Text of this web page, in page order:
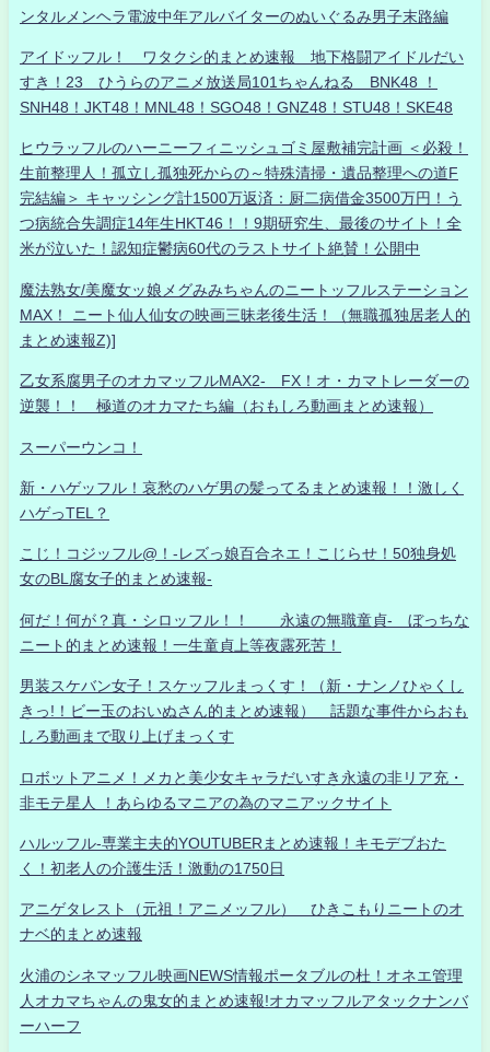
ンタルメンヘラ電波中年アルバイターのぬいぐるみ男子末路編
アイドッフル！ ワタクシ的まとめ速報 地下格闘アイドルだい
すき！23 ひうらのアニメ放送局101ちゃんねる BNK48 ！
SNH48！JKT48！MNL48！SGO48！GNZ48！STU48！SKE48
ヒウラッフルのハーニーフィニッシュゴミ屋敷補完計画 ＜必殺！
生前整理人！孤立し孤独死からの～特殊清掃・遺品整理への道F
完結編＞ キャッシング計1500万返済：厨二病借金3500万円！う
つ病統合失調症14年生HKT46！！9期研究生、最後のサイト！全
米が泣いた！認知症鬱病60代のラストサイト絶賛！公開中
魔法熟女/美魔女ッ娘メグみみちゃんのニートッフルステーション
MAX！ ニート仙人仙女の映画三昧老後生活！（無職孤独居老人的
まとめ速報Z)]
乙女系腐男子のオカマッフルMAX2- FX！オ・カマトレーダーの
逆襲！！ 極道のオカマたち編（おもしろ動画まとめ速報）
スーパーウンコ！
新・ハゲッフル！哀愁のハゲ男の髪ってるまとめ速報！！激しく
ハゲっTEL？
こじ！コジッフル@！-レズっ娘百合ネエ！こじらせ！50独身処
女のBL腐女子的まとめ速報-
何だ！何が？真・シロッフル！！ 永遠の無職童貞- ぼっちな
ニート的まとめ速報！一生童貞上等夜露死苦！
男装スケバン女子！スケッフルまっくす！（新・ナンノひゃくし
きっ!！ビー玉のおいぬさん的まとめ速報） 話題な事件からおも
しろ動画まで取り上げまっくす
ロボットアニメ！メカと美少女キャラだいすき永遠の非リア充・
非モテ星人 ！あらゆるマニアの為のマニアックサイト
ハルッフル-専業主夫的YOUTUBERまとめ速報！キモデブおた
く！初老人の介護生活！激動の1750日
アニゲタレスト（元祖！アニメッフル） ひきこもりニートのオ
ナベ的まとめ速報
火浦のシネマッフル映画NEWS情報ポータブルの杜！オネエ管理
人オカマちゃんの鬼女的まとめ速報!オカマッフルアタックナンバ
ーハーフ